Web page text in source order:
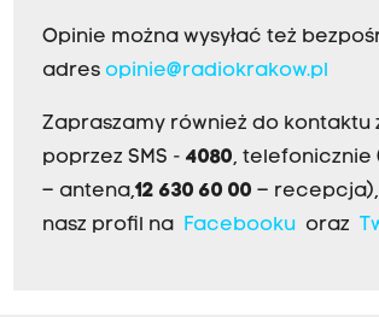
Opinie można wysyłać też
adres opinie@radiokrakow.pl
Zapraszamy również do kontaktu
poprzez SMS - 4080, telefonicznie
– antena,12 630 60 00 –
nasz profil na
Facebookuoraz